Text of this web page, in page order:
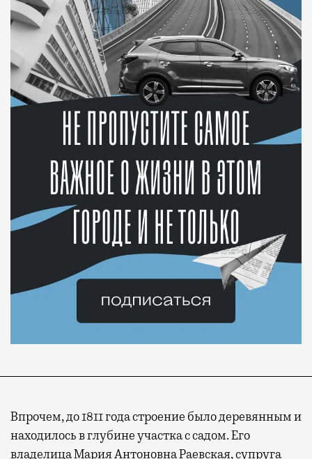
Впрочем, до 1811 года строение было деревянным и
находилось в глубине участка с садом. Его
владелица Мария Антоновна Раевская, супруга